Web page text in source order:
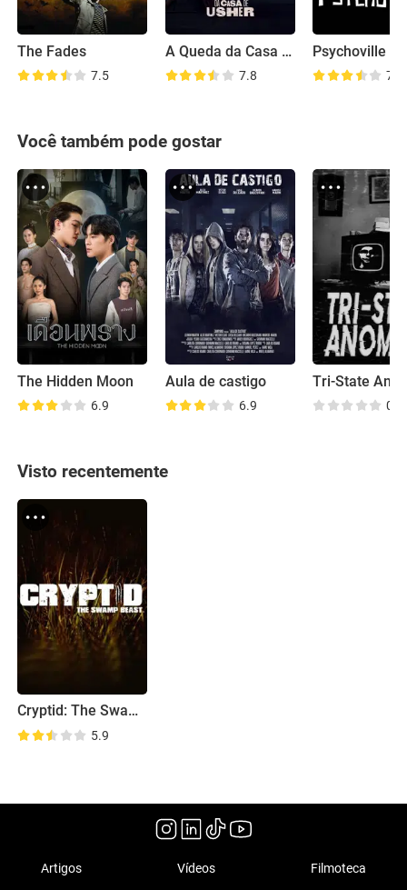
The Fades
7.5
A Queda da Casa de Usher
7.8
Psychoville
7.9
Você também pode gostar
The Hidden Moon
6.9
Aula de castigo
6.9
Tri-State
0.0
Visto recentemente
Cryptid: The Swamp Beast
5.9
Artigos Vídeos Filmoteca